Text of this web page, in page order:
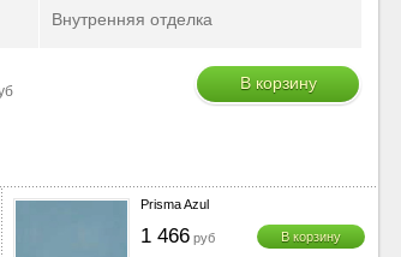
Внутренняя отделка
В корзину
Prisma Azul
1 466 руб В корзину